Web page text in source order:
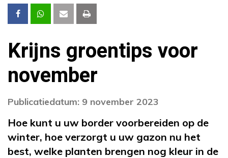
Krijns groentips voor
november
Publicatiedatum: 9 november 2023
Hoe kunt u uw border voorbereiden op de
winter, hoe verzorgt u uw gazon nu het
best, welke planten brengen nog kleur in de